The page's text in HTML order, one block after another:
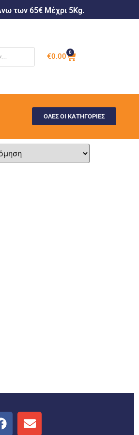
των 65€ Μέχρι 5Kg.
€0.00 0
ΟΛΕΣ ΟΙ ΚΑΤΗΓΟΡΙΕΣ